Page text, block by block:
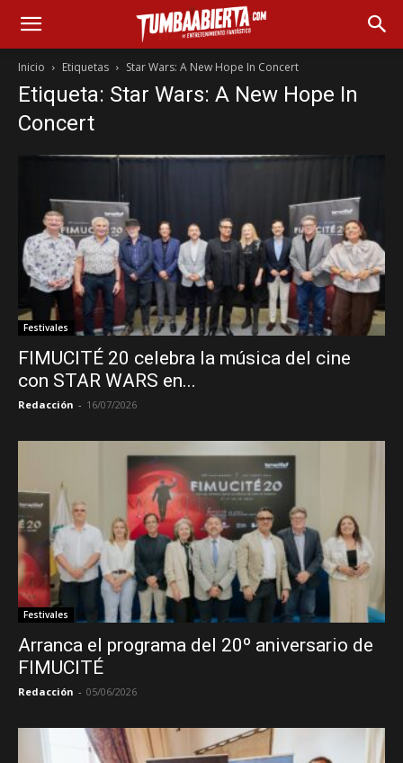
Inicio Etiquetas Star Wars: A New Hope In Concert
Etiqueta: Star Wars: A New Hope In
Concert
Festivales
FIMUCITÉ 20 celebra la música del cine
con STAR WARS en...
Redacción - 16/07/2026
Festivales
Arranca el programa del 20º aniversario de
FIMUCITÉ
Redacción - 05/06/2026